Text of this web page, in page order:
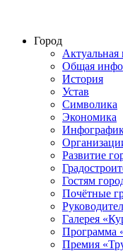
Город
Общая
История
Устав
Символика
Экономика
Развитие
Гостям
Почётные
Галерея
Программа
Премия